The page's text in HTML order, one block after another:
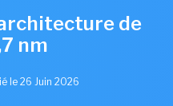
de
nm
le 26 Juin 2026